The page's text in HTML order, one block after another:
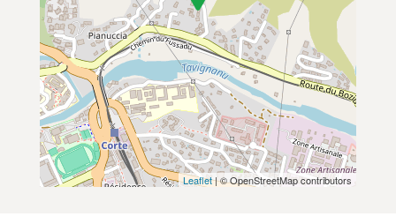
Leaflet| © OpenStreetMap contributors